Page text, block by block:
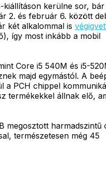
kiállításon kerülne sor,
2. és február 6. között
két alkalommal is
így most inkább a mobil
Core i5 540M és i5-
majd egymástól. A
PCH chippel
termékekkel állnak elő,
megosztott harmadszintű
természetesen még 45